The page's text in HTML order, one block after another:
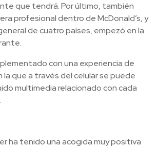
que tendrá. Por último, también
profesional dentro de McDonald’s, y
de cuatro países, empezó en la
con una experiencia de
la que a través del celular se puede
multimedia relacionado con cada
ha tenido una acogida muy positiva